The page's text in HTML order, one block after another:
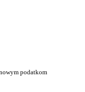
podatkom